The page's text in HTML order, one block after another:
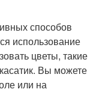
способов
использование
цветы, такие
Вы можете
или на